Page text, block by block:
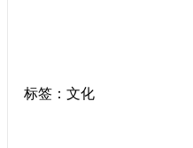
标签：文化